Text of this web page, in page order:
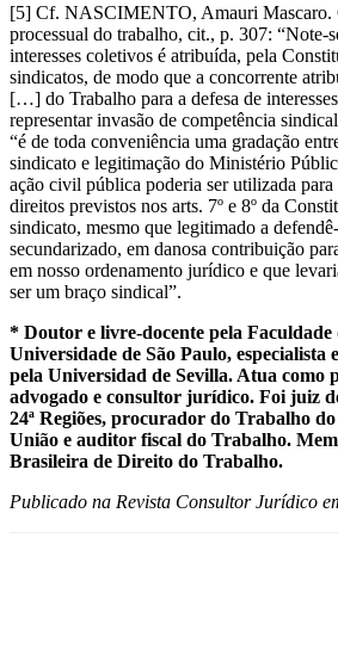
[5] Cf. NASCIMENTO, Amauri Mascaro.
processual do trabalho, cit., p. 307: “Note-
interesses coletivos é atribuída, pela
sindicatos, de modo que a concorrente
[…] do Trabalho para a defesa de
representar invasão de competência
“é de toda conveniência uma gradação
sindicato e legitimação do Ministério
ação civil pública poderia ser utilizada para
direitos previstos nos arts. 7º e 8º da
sindicato, mesmo que legitimado a
secundarizado, em danosa contribuição
em nosso ordenamento jurídico e que
ser um braço sindical”.
* Doutor e livre-docente pela Faculdade
Universidade de São Paulo, especialista
pela Universidad de Sevilla. Atua como
advogado e consultor jurídico. Foi juiz
24ª Regiões, procurador do Trabalho
União e auditor fiscal do Trabalho.
Brasileira de Direito do Trabalho.
Publicado na Revista Consultor Jurídico